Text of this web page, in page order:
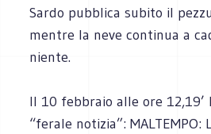
Sardo pubblica subito il
mentre la neve continua a
niente.
Il 10 febbraio alle ore 12,19’
“ferale notizia”: MALTEMPO: